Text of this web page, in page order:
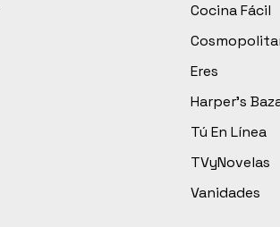
Cocina Fácil
Eres
Harper’s
Tú En Línea
TVyNovelas
Vanidades